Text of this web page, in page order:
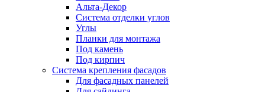
Альта-Декор
Система отделки углов
Углы
Планки для монтажа
Под камень
Под кирпич
Система крепления фасадов
Для фасадных панелей